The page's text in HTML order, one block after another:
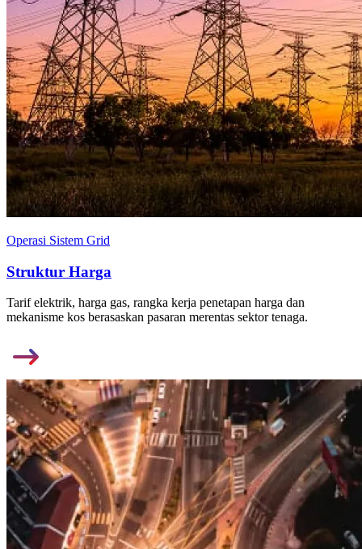
Operasi Sistem Grid
Struktur Harga
Tarif elektrik, harga gas, rangka kerja penetapan harga dan
mekanisme kos berasaskan pasaran merentas sektor tenaga.